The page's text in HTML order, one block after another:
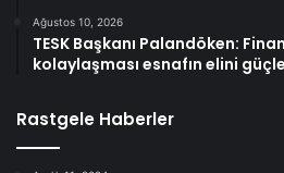
Ağustos 10, 2026
TESK Başkanı Palandöken:
kolaylaşması esnafın elini
Rastgele Haberler